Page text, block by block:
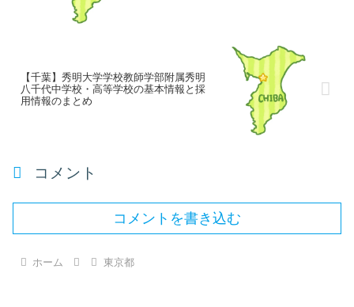
【千葉】秀明大学学校教師学部附属秀明
八千代中学校・高等学校の基本情報と採
用情報のまとめ
コメント
コメントを書き込む
ホーム 東京都